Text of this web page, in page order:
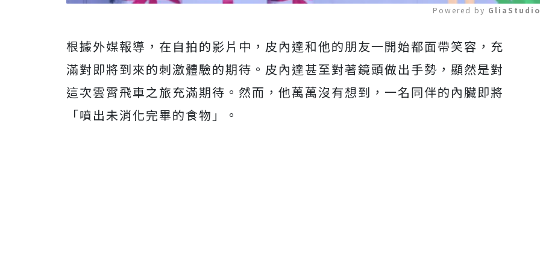
Mute
Powered by
根據外媒報導，在自拍的影片中，皮內達和他的朋友一開始都面帶笑容，充
滿對即將到來的刺激體驗的期待。皮內達甚至對著鏡頭做出手勢，顯然是對
這次雲霄飛車之旅充滿期待。然而，他萬萬沒有想到，一名同伴的內臟即將
「噴出未消化完畢的食物」。